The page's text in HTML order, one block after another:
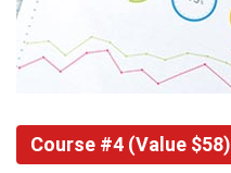
Course #4 (Value $58)